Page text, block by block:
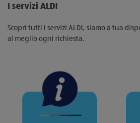
I servizi ALDI
Scopri tutti i servizi ALDI, siamo a tua
al meglio ogni richiesta.